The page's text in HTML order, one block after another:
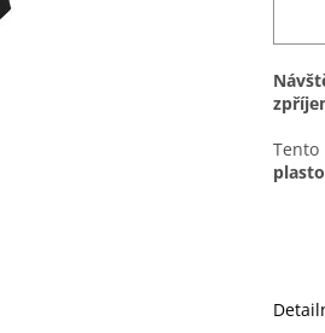
Tento